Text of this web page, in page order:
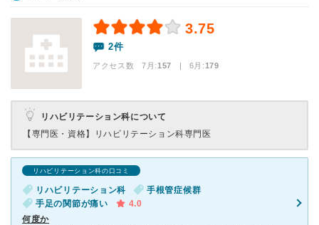
3.75
2件
アクセス数 7月:157 | 6月:179
リハビリテーション科について
【専門医・資格】
リハビリテーション科専門医
リハビリテーション科の口コミ
リハビリテーション科
手根管症候群
手足の関節が痛い
4.0
何度か